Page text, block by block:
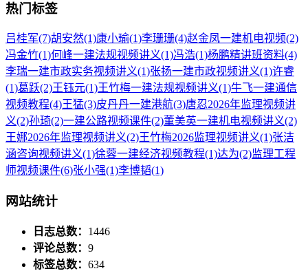
热门标签
吕桂军(7)胡安然(1)康小瑜(1)李珊珊(4)赵金凤一建机电视频(2)
冯金竹(1)何峰一建法规视频讲义(1)冯浩(1)杨鹏精讲班资料(4)
李瑞一建市政实务视频讲义(1)张扬一建市政视频讲义(1)许睿
(1)葛跃(2)王钰元(1)王竹梅一建法规视频讲义(1)牛飞一建通信
视频教程(4)王猛(3)皮丹丹一建港航(3)唐忍2026年监理视频讲
义(2)孙琦(2)一建公路视频课件(2)董美英一建机电视频讲义(2)
王娜2026年监理视频讲义(2)王竹梅2026监理视频讲义(1)张洁
涵咨询视频讲义(1)徐蓉一建经济视频教程(1)达为(2)监理工程
师视频课件(6)张小强(1)李博韬(1)
网站统计
日志总数： 1446
评论总数： 9
标签总数： 634